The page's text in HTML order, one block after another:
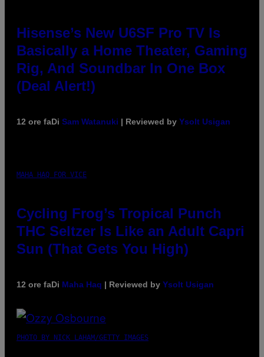
Hisense’s New U6SF Pro TV Is
Basically a Home Theater, Gaming
Rig, And Soundbar In One Box
(Deal Alert!)
12 ore faDi Sam Watanuki | Reviewed by Ysolt Usigan
MAHA HAQ FOR VICE
Cycling Frog’s Tropical Punch
THC Seltzer Is Like an Adult Capri
Sun (That Gets You High)
12 ore faDi Maha Haq | Reviewed by Ysolt Usigan
PHOTO BY NICK LAHAM/GETTY IMAGES